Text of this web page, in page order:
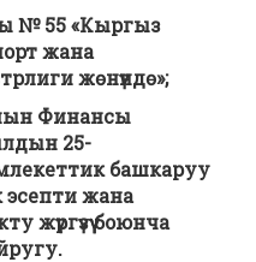
№ 55 «Кыргыз
жана
жөнүндө»;
Финансы
25-
башкаруу
эсепти жана
боюнча